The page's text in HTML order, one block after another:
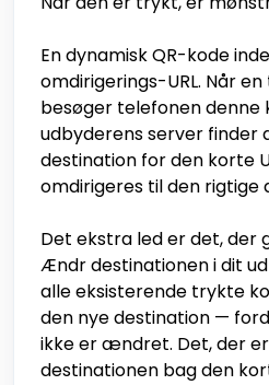
En dynamisk QR-kode
omdirigerings-URL. Når
besøger telefonen denne
udbyderens server finder
destination for den korte
omdirigeres til den rigtige
Det ekstra led er det, der
Ændr destinationen i dit
alle eksisterende trykte
den nye destination —
ikke er ændret. Det, der
destinationen bag den